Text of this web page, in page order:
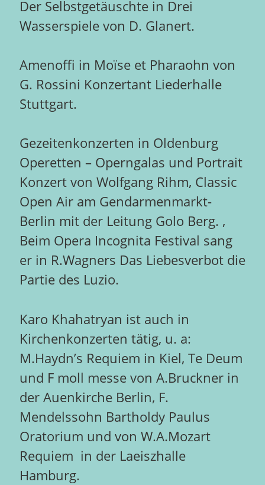
Der Selbstgetäuschte in Drei
Wasserspiele von D. Glanert.
Amenoffi in Moïse et Pharaohn von
G. Rossini Konzertant Liederhalle
Stuttgart.
Gezeitenkonzerten in Oldenburg
Operetten – Operngalas und Portrait
Konzert von Wolfgang Rihm, Classic
Open Air am Gendarmenmarkt-
Berlin mit der Leitung Golo Berg. ,
Beim Opera Incognita Festival sang
er in R.Wagners Das Liebesverbot die
Partie des Luzio.
Karo Khahatryan ist auch in
Kirchenkonzerten tätig, u. a:
M.Haydn’s Requiem in Kiel, Te Deum
und F moll messe von A.Bruckner in
der Auenkirche Berlin, F.
Mendelssohn Bartholdy Paulus
Oratorium und von W.A.Mozart
Requiem in der Laeiszhalle
Hamburg.